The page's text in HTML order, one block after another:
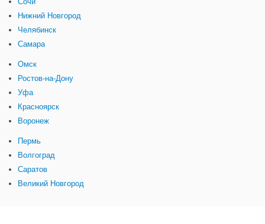
Нижний Новгород
Челябинск
Самара
Омск
Ростов-на-Дону
Уфа
Красноярск
Воронеж
Пермь
Волгоград
Саратов
Великий Новгород